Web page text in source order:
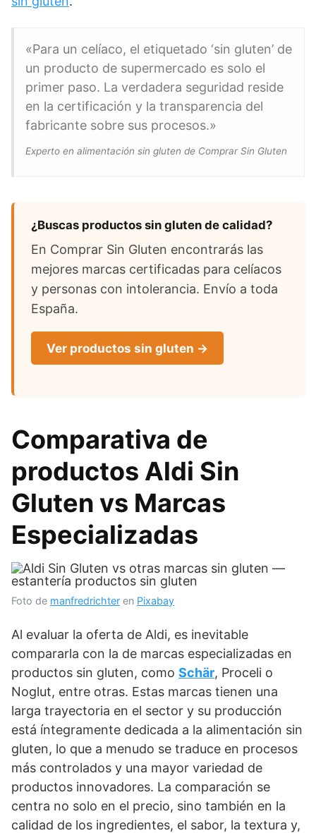
«Para un celíaco, el etiquetado ‘sin gluten’ de
un producto de supermercado es solo el
primer paso. La verdadera seguridad reside
en la certificación y la transparencia del
fabricante sobre sus procesos.»
Experto en alimentación sin gluten de Comprar Sin Gluten
¿Buscas productos sin gluten de calidad?
En Comprar Sin Gluten encontrarás las
mejores marcas certificadas para celíacos
y personas con intolerancia. Envío a toda
España.
Ver productos sin gluten →
Comparativa de
productos Aldi Sin
Gluten vs Marcas
Especializadas
Foto de manfredrichter en Pixabay
Al evaluar la oferta de Aldi, es inevitable
compararla con la de marcas especializadas en
productos sin gluten, como Schär, Proceli o
Noglut, entre otras. Estas marcas tienen una
larga trayectoria en el sector y su producción
está íntegramente dedicada a la alimentación sin
gluten, lo que a menudo se traduce en procesos
más controlados y una mayor variedad de
productos innovadores. La comparación se
centra no solo en el precio, sino también en la
calidad de los ingredientes, el sabor, la textura y,